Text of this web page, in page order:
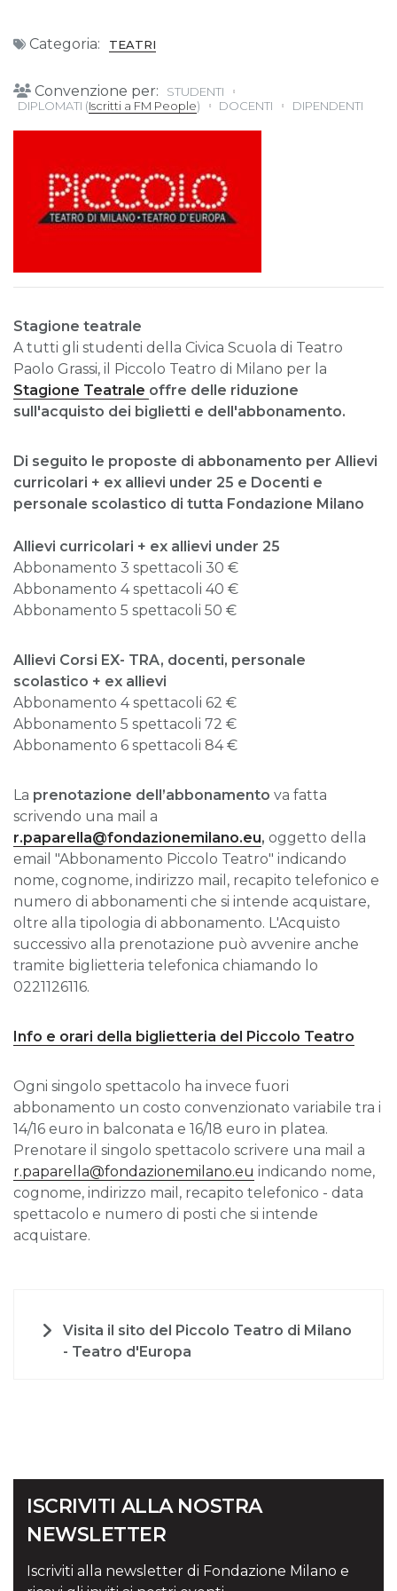
Categoria: TEATRI
Convenzione per:
STUDENTI
DIPLOMATI (Iscritti a FM People) DOCENTI DIPENDENTI
Stagione teatrale
A tutti gli studenti della Civica Scuola di Teatro
Paolo Grassi, il Piccolo Teatro di Milano per la
Stagione Teatrale offre delle riduzione
sull'acquisto dei biglietti e dell'abbonamento.
Di seguito le proposte di abbonamento per Allievi
curricolari + ex allievi under 25 e Docenti e
personale scolastico di tutta Fondazione Milano
Allievi curricolari + ex allievi under 25
Abbonamento 3 spettacoli 30 €
Abbonamento 4 spettacoli 40 €
Abbonamento 5 spettacoli 50 €
Allievi Corsi EX- TRA, docenti, personale
scolastico + ex allievi
Abbonamento 4 spettacoli 62 €
Abbonamento 5 spettacoli 72 €
Abbonamento 6 spettacoli 84 €
La prenotazione dell’abbonamento va fatta
scrivendo una mail a
r.paparella@fondazionemilano.eu, oggetto della
email "Abbonamento Piccolo Teatro" indicando
nome, cognome, indirizzo mail, recapito telefonico e
numero di abbonamenti che si intende acquistare,
oltre alla tipologia di abbonamento. L'Acquisto
successivo alla prenotazione può avvenire anche
tramite biglietteria telefonica chiamando lo
0221126116.
Info e orari della biglietteria del Piccolo Teatro
Ogni singolo spettacolo ha invece fuori
abbonamento un costo convenzionato variabile tra i
14/16 euro in balconata e 16/18 euro in platea.
Prenotare il singolo spettacolo scrivere una mail a
r.paparella@fondazionemilano.eu indicando nome,
cognome, indirizzo mail, recapito telefonico - data
spettacolo e numero di posti che si intende
acquistare.
Visita il sito del Piccolo Teatro di Milano
- Teatro d'Europa
ISCRIVITI ALLA NOSTRA
NEWSLETTER
Iscriviti alla newsletter di Fondazione Milano e